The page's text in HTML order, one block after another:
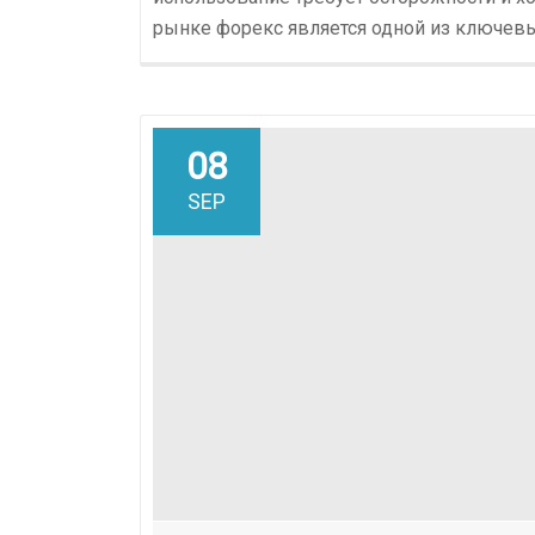
рынке форекс является одной из
08
SEP